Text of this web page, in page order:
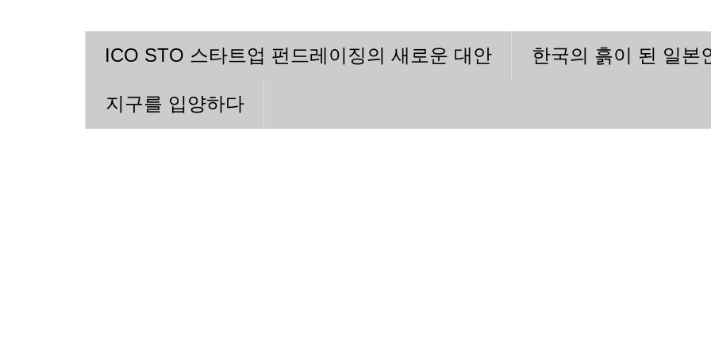
ICO STO 스타트업 펀드레이징의 새로운 대안 한국의 흙이 된 일본
지구를 입양하다